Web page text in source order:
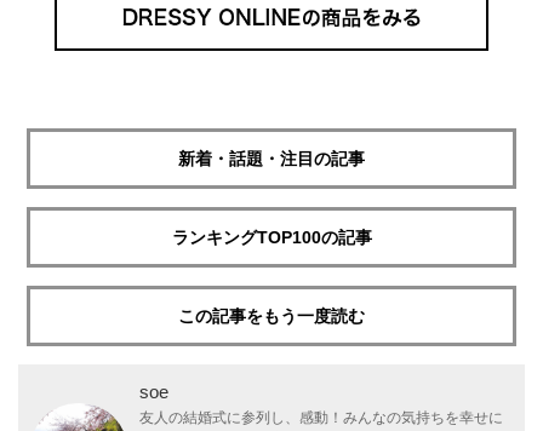
新着・話題・注目の記事
ランキングTOP100の記事
この記事をもう一度読む
soe
友人の結婚式に参列し、感動！みんなの気持ちを幸せに